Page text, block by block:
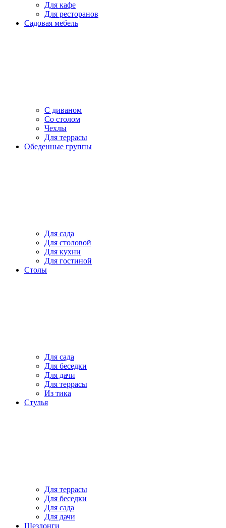
Для кафе
Для ресторанов
Садовая мебель
С диваном
Со столом
Чехлы
Для террасы
Обеденные группы
Для сада
Для столовой
Для кухни
Для гостиной
Столы
Для сада
Для беседки
Для дачи
Для террасы
Из тика
Стулья
Для террасы
Для беседки
Для сада
Для дачи
Шезлонги